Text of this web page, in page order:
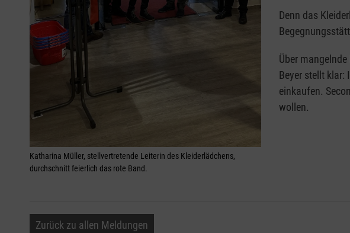
Katharina Müller, stellvertretende Leiterin des Kleiderlädchens,
durchschnitt feierlich das rote Band.
Denn das
Über
Beyer stellt klar:
einkaufen.
wollen.
Zurück zu allen Meldungen